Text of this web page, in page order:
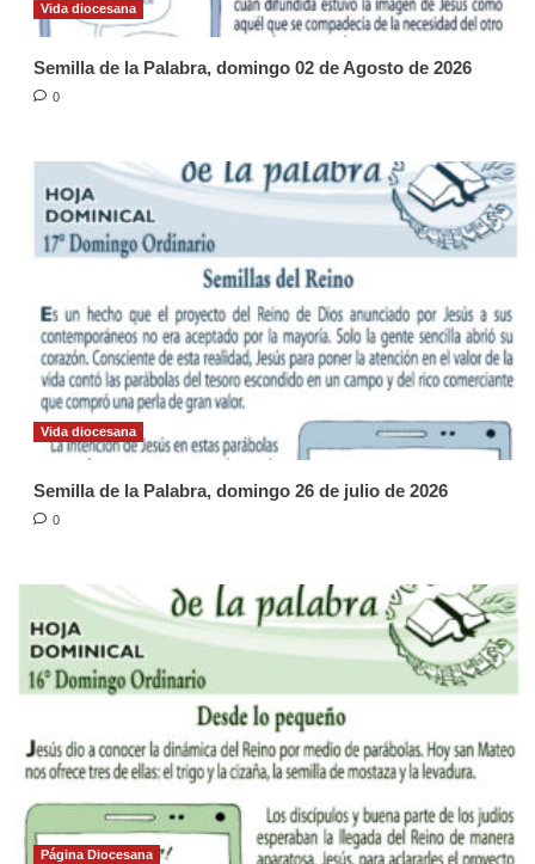
Vida diocesana
Semilla de la Palabra, domingo 02 de Agosto de 2026
0
Vida diocesana
Semilla de la Palabra, domingo 26 de julio de 2026
0
Página Diocesana